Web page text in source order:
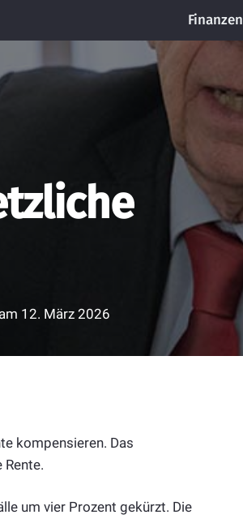
Finanzen
12. März 2026
kompensieren. Das
um vier Prozent gekürzt. Die